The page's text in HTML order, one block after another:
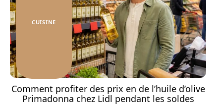
CUISINE
Comment profiter des prix en de l’huile d’olive
Primadonna chez Lidl pendant les soldes